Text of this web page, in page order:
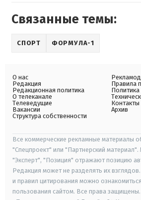
Связанные темы:
СПОРТ ФОРМУЛА-1
О нас
Редакция
Редакционная политика
О телеканале
Телеведущие
Вакансии
Структура собственности
Правила
Контакты
Архив
Все коммерческие рекламные материалы
"Спецпроект" или "Партнерский
"Эксперт", "Позиция" отражают позицию
Редакция может не разделять их
и правил цитирования можно
пользования сайтом. Все права